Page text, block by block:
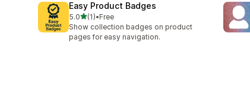
Easy Product Badges
5.0별 5개 중
(1)
총 리뷰 1개
•Free
Show collection badges on product
pages for easy navigation.